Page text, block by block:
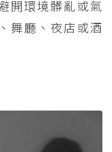
開環境髒亂或氣
舞廳、夜店或酒